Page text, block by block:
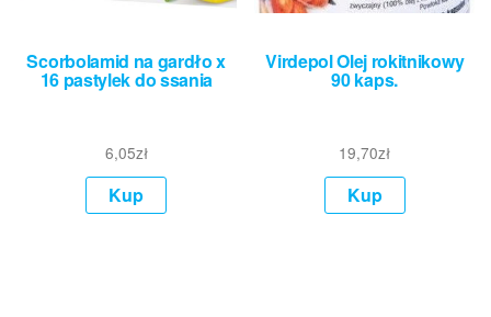
Scorbolamid na gardło x
16 pastylek do ssania
6,05zł
Kup
Virdepol Olej rokitnikowy
90 kaps.
19,70zł
Kup